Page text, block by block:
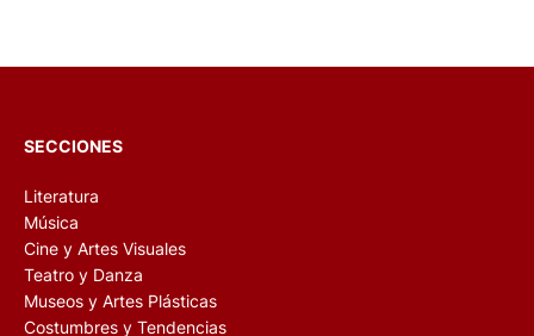
SECCIONES
Literatura
Música
Cine y Artes Visuales
Teatro y Danza
Museos y Artes Plásticas
Costumbres y Tendencias